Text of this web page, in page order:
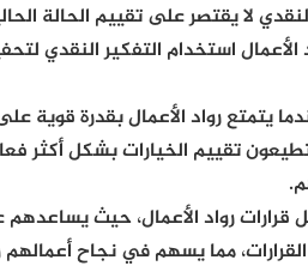
لا يقتصر على تقييم الحالة
الأعمال استخدام التفكير النقدي
يتمتع رواد الأعمال بقدرة قوية
تقييم الخيارات بشكل أكثر
قرارات رواد الأعمال، حيث
مما يسهم في نجاح